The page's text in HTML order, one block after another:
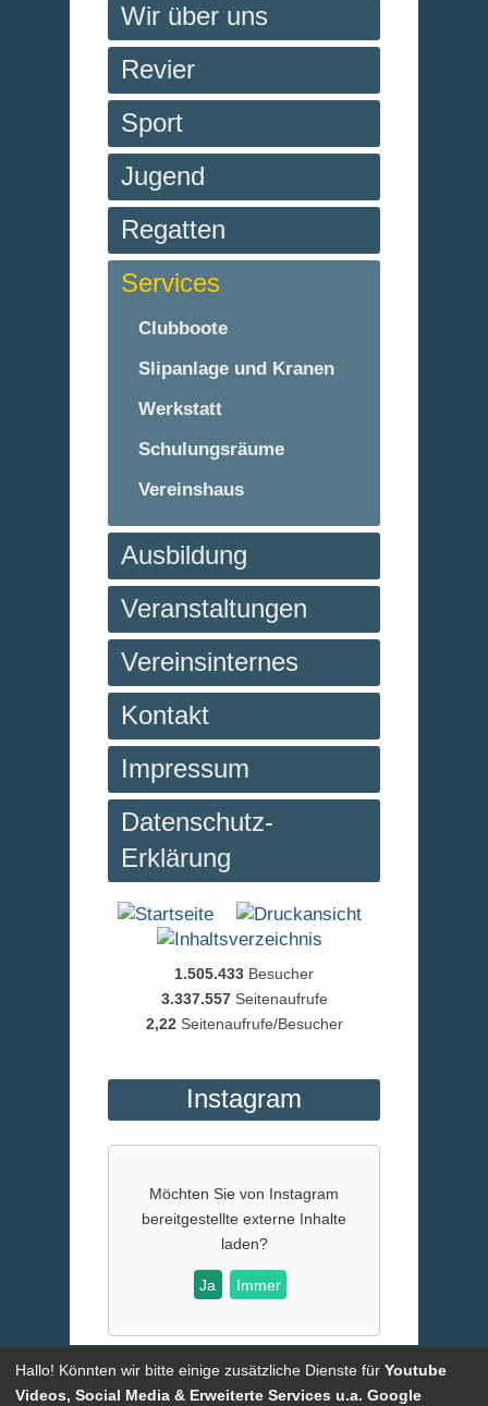
Wir über uns
Revier
Sport
Jugend
Regatten
Services
Clubboote
Slipanlage und Kranen
Werkstatt
Schulungsräume
Vereinshaus
Ausbildung
Veranstaltungen
Vereinsinternes
Kontakt
Impressum
Datenschutz-
Erklärung
1.505.433 Besucher
3.337.557 Seitenaufrufe
2,22 Seitenaufrufe/Besucher
Instagram
Möchten Sie von Instagram
bereitgestellte externe Inhalte
laden?
Ja Immer
Powered byCMSimple| Template:ge-webdesign.de|Login
Hallo! Könnten wir bitte einige zusätzliche Dienste für Youtube
Videos, Social Media & Erweiterte Services u.a. Google